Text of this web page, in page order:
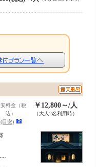
料金（税
込）
(目安)
￥12,800～/人
（大人2名利用時）